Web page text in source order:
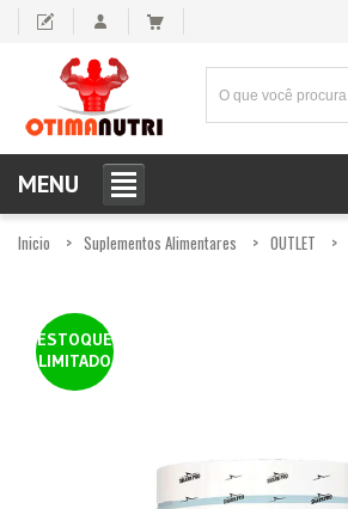
MENU
Inicio Suplementos Alimentares OUTLET
ESTOQUE
LIMITADO